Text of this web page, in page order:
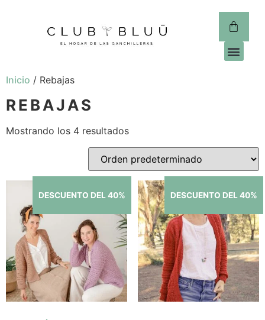
Inicio / Rebajas
REBAJAS
Mostrando los 4 resultados
DESCUENTO DEL 40% DESCUENTO DEL 40%